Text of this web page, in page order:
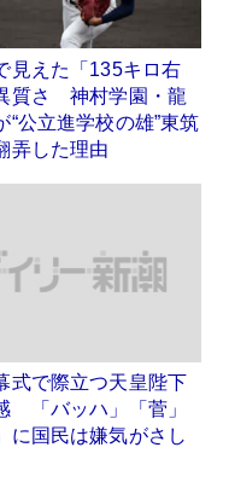
見えた「135キロ右
質さ 神村学園・龍
“公立進学校の雄”東筑
弄した理由
式で際立つ天皇陛下
「バッハ」「菅」
に国民は嫌気がさし